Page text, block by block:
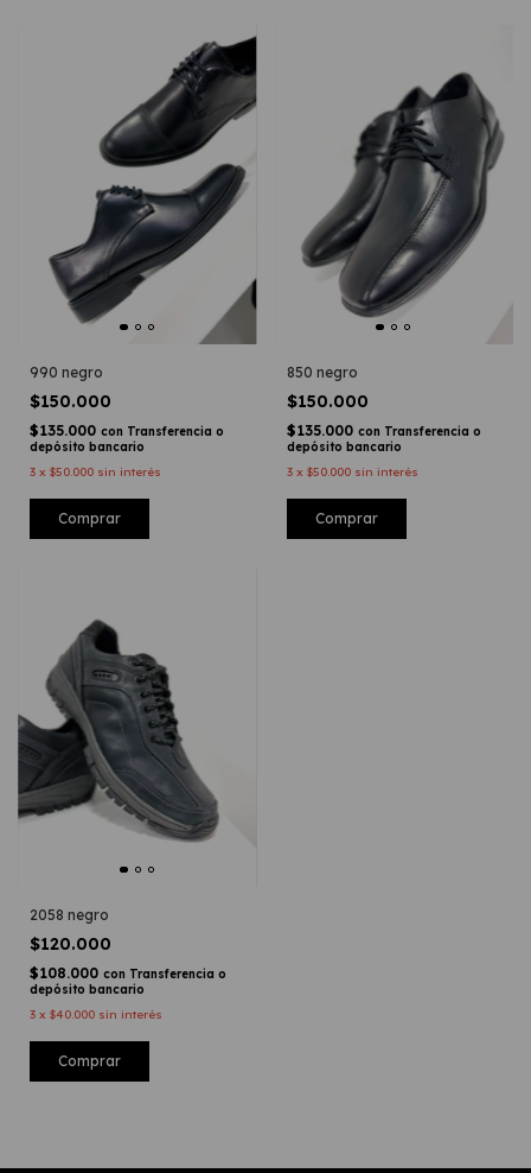
990 negro
$150.000
$135.000 con Transferencia o
depósito bancario
3 x $50.000 sin interés
Comprar
850 negro
$150.000
$135.000 con Transferencia o
depósito bancario
3 x $50.000 sin interés
Comprar
2058 negro
$120.000
$108.000 con Transferencia o
depósito bancario
3 x $40.000 sin interés
Comprar